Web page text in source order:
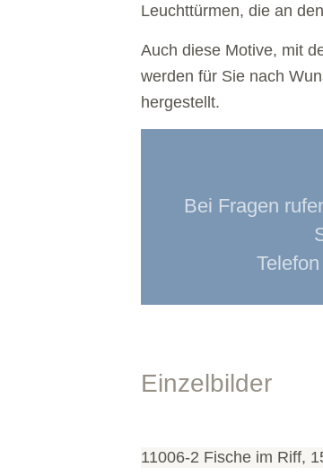
Leuchttürmen, die an
Auch diese Motive, mit
werden für Sie nach
hergestellt.
Bei Fragen
Einzelbilder
11006-2 Fische im Riff,